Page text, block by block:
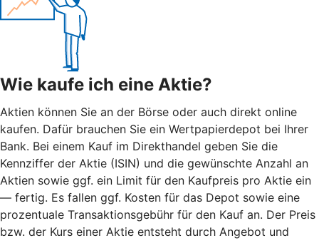
Wie kaufe ich eine Aktie?
Aktien können Sie an der Börse oder auch direkt online
kaufen. Dafür brauchen Sie ein Wertpapierdepot bei Ihrer
Bank. Bei einem Kauf im Direkthandel geben Sie die
Kennziffer der Aktie (ISIN) und die gewünschte Anzahl an
Aktien sowie ggf. ein Limit für den Kaufpreis pro Aktie ein
— fertig. Es fallen ggf. Kosten für das Depot sowie eine
prozentuale Transaktionsgebühr für den Kauf an. Der Preis
bzw. der Kurs einer Aktie entsteht durch Angebot und